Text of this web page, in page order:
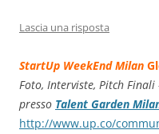
Lascia una risposta
StartUp WeekEnd Milan
Foto, Interviste, Pitch
presso Talent Garden
http://www.up.co/